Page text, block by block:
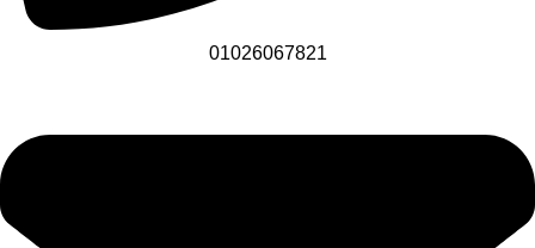
01026067821